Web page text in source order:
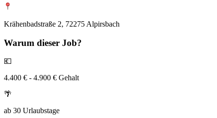
Krähenbadstraße 2, 72275 Alpirsbach
Warum dieser Job?
💶
4.400 € - 4.900 € Gehalt
🌴
ab 30 Urlaubstage